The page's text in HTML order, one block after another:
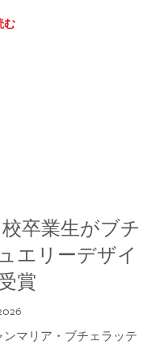
む
卒業生がブチ
エリーデザイ
賞
マリア・ブチェラッテ